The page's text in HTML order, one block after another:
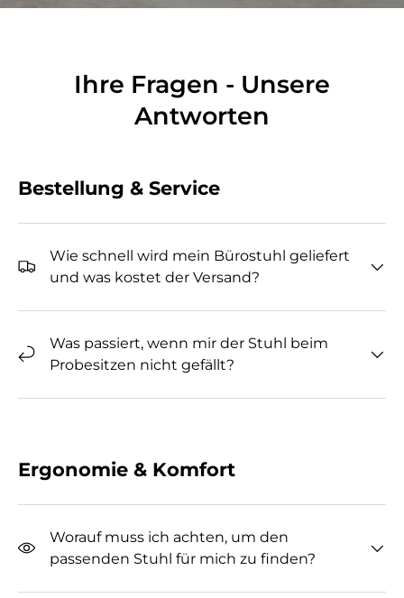
Ihre Fragen - Unsere
Antworten
Bestellung & Service
Wie schnell wird mein Bürostuhl geliefert
und was kostet der Versand?
Was passiert, wenn mir der Stuhl beim
Probesitzen nicht gefällt?
Ergonomie & Komfort
Worauf muss ich achten, um den
passenden Stuhl für mich zu finden?